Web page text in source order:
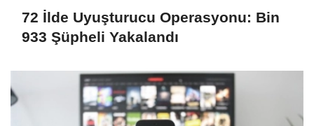
72 İlde Uyuşturucu Operasyonu: Bin
933 Şüpheli Yakalandı